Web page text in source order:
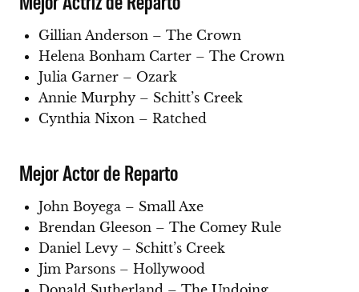
Gillian Anderson – The Crown
Helena Bonham Carter – The Crown
Julia Garner – Ozark
Annie Murphy – Schitt’s Creek
Cynthia Nixon – Ratched
Mejor Actor de Reparto
John Boyega – Small Axe
Brendan Gleeson – The Comey Rule
Daniel Levy – Schitt’s Creek
Jim Parsons – Hollywood